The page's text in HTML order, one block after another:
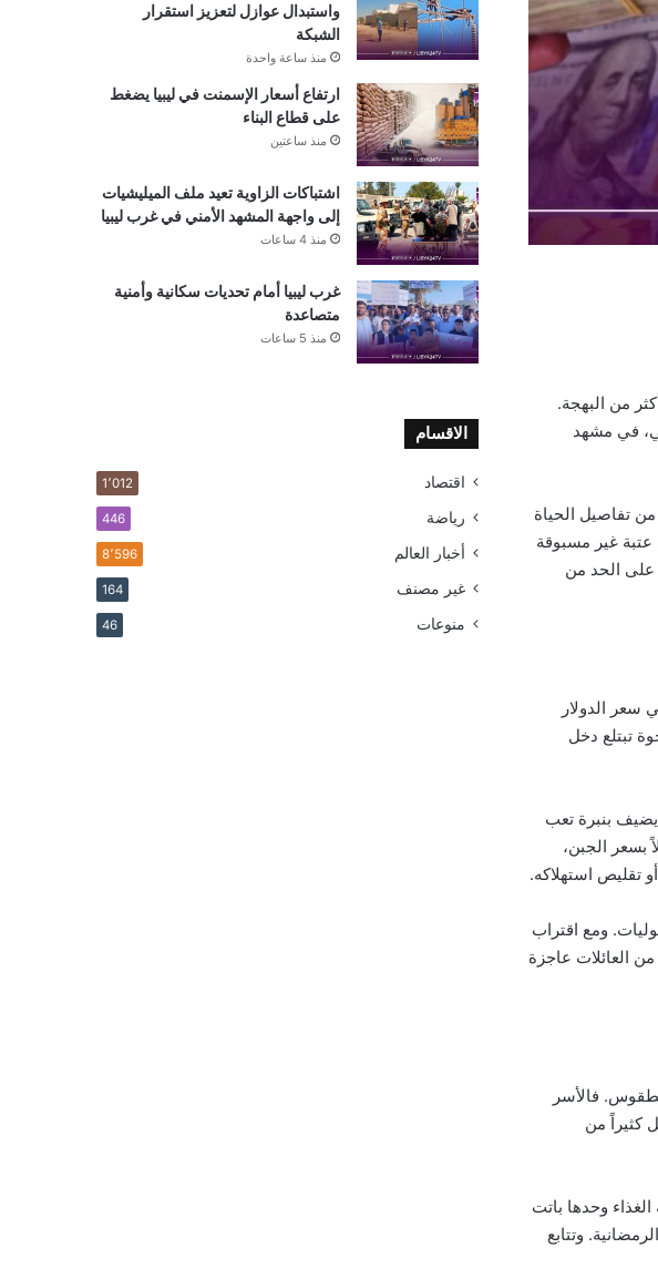
من البهجة.
في مشهد
تفاصيل الحياة
غير مسبوقة
على الحد من
سعر الدولار
تبتلع دخل
بنبرة تعب
بسعر الجبن،
تقليص استهلاكه.
ومع اقتراب
العائلات عاجزة
فالأسر
كثيراً من
وحدها باتت
وتتابع
واستبدال عوازل لتعزيز استقرار
الشبكة
منذ ساعة واحدة
ارتفاع أسعار الإسمنت في ليبيا يضغط
على قطاع البناء
منذ ساعتين
اشتباكات الزاوية تعيد ملف الميليشيات
إلى واجهة المشهد الأمني في غرب ليبيا
منذ 4 ساعات
غرب ليبيا أمام تحديات سكانية وأمنية
متصاعدة
منذ 5 ساعات
الاقسام
اقتصاد 1٬012
رياضة 446
أخبار العالم 8٬596
غير مصنف 164
منوعات 46